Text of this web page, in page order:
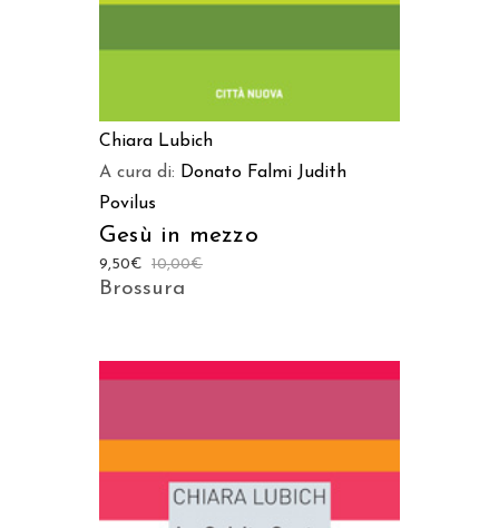
Chiara Lubich
A cura di: Donato Falmi Judith
Povilus
Gesù in mezzo
10,00€
9,50€
Brossura